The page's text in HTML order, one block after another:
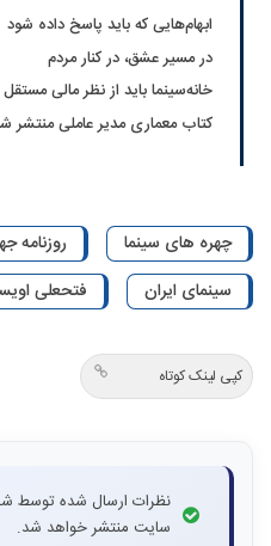
ابهام‌هایی که باید پاسخ داده شود
در مسیر عشق، در کنار مردم
خانه‌سینما باید از نظر مالی
کتاب معماری مدیر عاملی منتشر
چهره های سینما
روزنامه
سینمای ایران
فتحعلی
کپی لینک کوتاه
نظرات ارسال شده توسط
سایت منتشر خواهد شد.